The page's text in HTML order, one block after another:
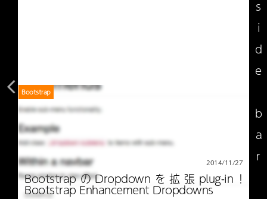
2014/11/27
BootstrapのDropdownを拡張plug-in！
Bootstrap Enhancement Dropdowns
Bootstrap side bar